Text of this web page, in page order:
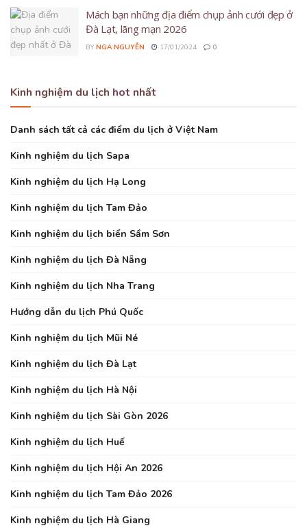
Mách bạn những địa điểm chụp ảnh cưới đẹp ở
Đà Lạt, lãng mạn 2026
BY NGA NGUYỄN 17/01/2024 0
Kinh nghiệm du lịch hot nhất
Danh sách tất cả các điểm du lịch ở Việt Nam
Kinh nghiệm du lịch Sapa
Kinh nghiệm du lịch Hạ Long
Kinh nghiệm du lịch Tam Đảo
Kinh nghiệm du lịch biển Sầm Sơn
Kinh nghiệm du lịch Đà Nẵng
Kinh nghiệm du lịch Nha Trang
Hướng dẫn du lịch Phú Quốc
Kinh nghiệm du lịch Mũi Né
Kinh nghiệm du lịch Đà Lạt
Kinh nghiệm du lịch Hà Nội
Kinh nghiệm du lịch Sài Gòn 2026
Kinh nghiệm du lịch Huế
Kinh nghiệm du lịch Hội An 2026
Kinh nghiệm du lịch Tam Đảo 2026
Kinh nghiệm du lịch Hà Giang